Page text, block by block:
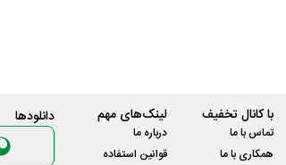
با کانال تخفیف
تماس با ما
همکاری با ما
لینک‌های مهم
درباره ما
قوانین استفاده
دانلود‌ها